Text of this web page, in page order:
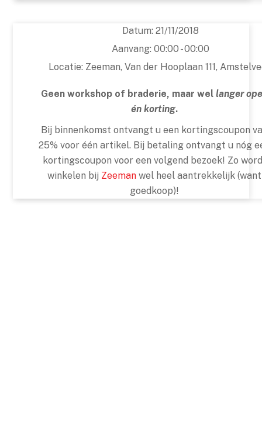
Datum: 21/11/2018
Aanvang: 00:00 - 00:00
Locatie: Zeeman, Van der Hooplaan 111,
Geen workshop of braderie, maar wel langer
én korting.
Bij binnenkomst ontvangt u een kortingscoupon
25% voor één artikel. Bij betaling ontvangt u nóg
kortingscoupon voor een volgend bezoek! Zo
winkelen bij Zeeman wel heel aantrekkelijk (want
goedkoop)!